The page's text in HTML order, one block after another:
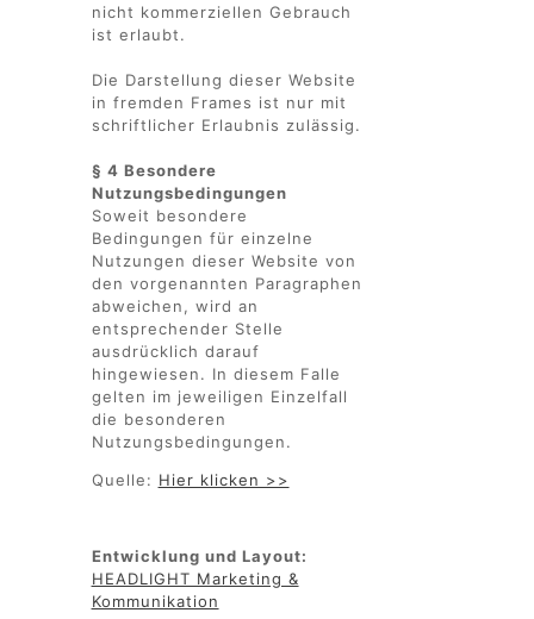
nicht kommerziellen Gebrauch
ist erlaubt.
Die Darstellung dieser Website
in fremden Frames ist nur mit
schriftlicher Erlaubnis zulässig.
§ 4 Besondere
Nutzungsbedingungen
Soweit besondere
Bedingungen für einzelne
Nutzungen dieser Website von
den vorgenannten Paragraphen
abweichen, wird an
entsprechender Stelle
ausdrücklich darauf
hingewiesen. In diesem Falle
gelten im jeweiligen Einzelfall
die besonderen
Nutzungsbedingungen.
Quelle: Hier klicken >>
Entwicklung und Layout:
HEADLIGHT Marketing &
Kommunikation